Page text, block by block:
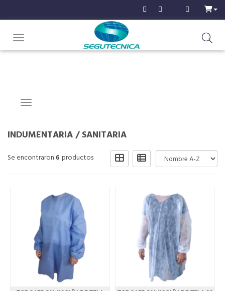
Toggle navigation
Navigation ein-/ausblenden
INDUMENTARIA/SANITARIA
Se encontraron6 productos